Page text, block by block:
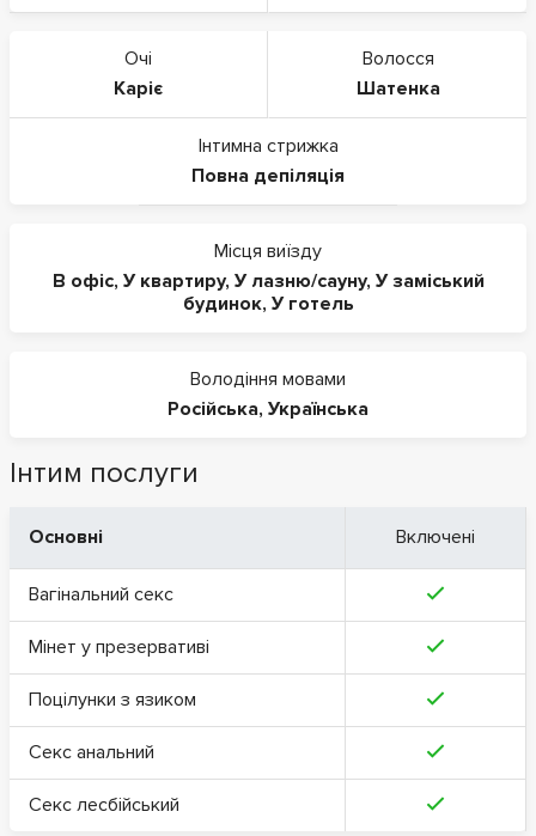
Очі
Каріє
Волосся
Шатенка
Інтимна стрижка
Повна депіляція
Місця виїзду
В офіс, У квартиру, У лазню/сауну, У заміський
будинок, У готель
Володіння мовами
Російська, Українська
Інтим послуги
Основні Включені
Вагінальний секс
Мінет у презервативі
Поцілунки з язиком
Секс анальний
Секс лесбійський